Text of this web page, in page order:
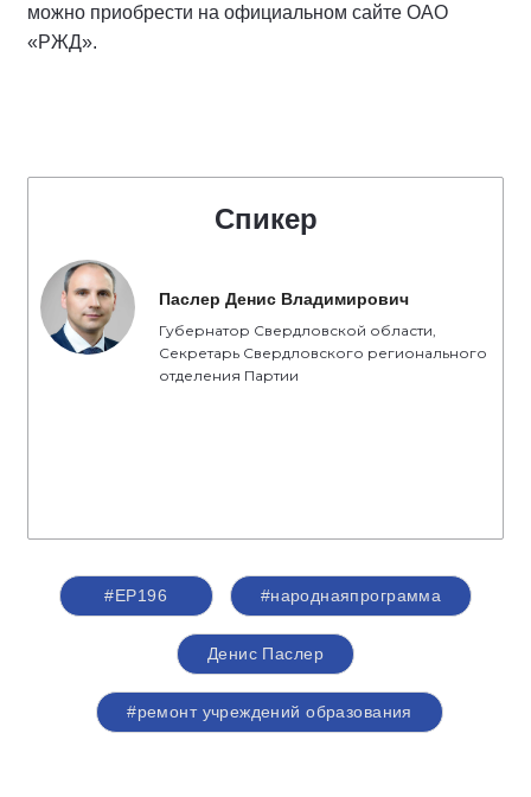
можно приобрести на официальном сайте ОАО
«РЖД».
Спикер
Паслер Денис Владимирович
Губернатор Свердловской области,
Секретарь Свердловского регионального
отделения Партии
#ЕР196 #народнаяпрограмма
Денис Паслер
#ремонт учреждений образования